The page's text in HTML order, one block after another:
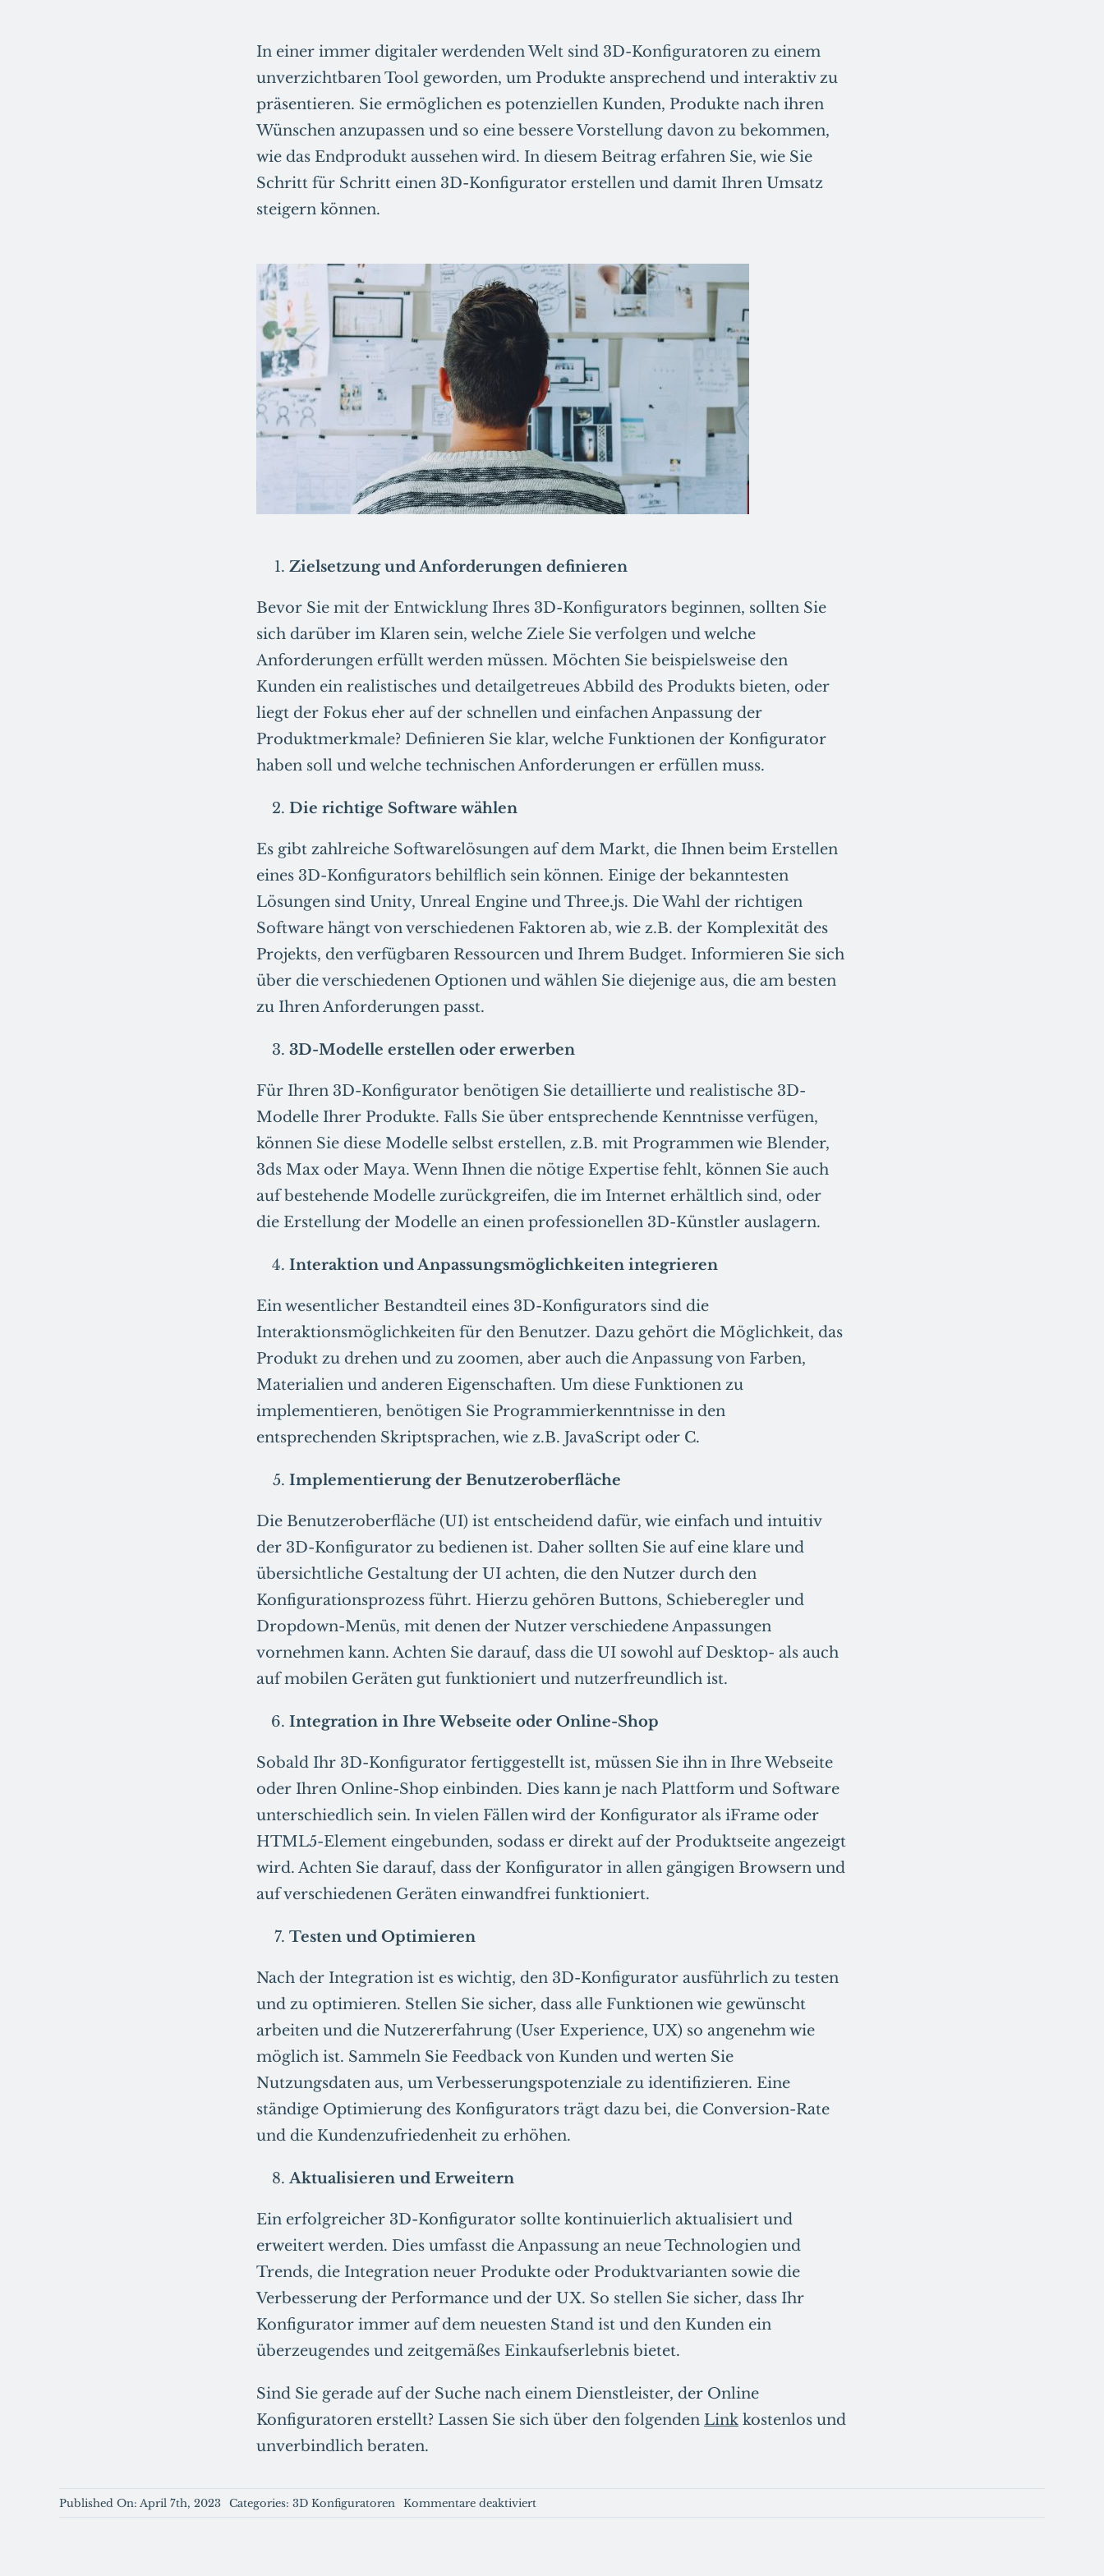
In einer immer digitaler werdenden Welt sind 3D-Konfiguratoren zu einem
unverzichtbaren Tool geworden, um Produkte ansprechend und interaktiv zu
präsentieren. Sie ermöglichen es potenziellen Kunden, Produkte nach ihren
Wünschen anzupassen und so eine bessere Vorstellung davon zu bekommen,
wie das Endprodukt aussehen wird. In diesem Beitrag erfahren Sie, wie Sie
Schritt für Schritt einen 3D-Konfigurator erstellen und damit Ihren Umsatz
steigern können.
Zielsetzung und Anforderungen definieren
Bevor Sie mit der Entwicklung Ihres 3D-Konfigurators beginnen, sollten Sie
sich darüber im Klaren sein, welche Ziele Sie verfolgen und welche
Anforderungen erfüllt werden müssen. Möchten Sie beispielsweise den
Kunden ein realistisches und detailgetreues Abbild des Produkts bieten, oder
liegt der Fokus eher auf der schnellen und einfachen Anpassung der
Produktmerkmale? Definieren Sie klar, welche Funktionen der Konfigurator
haben soll und welche technischen Anforderungen er erfüllen muss.
Die richtige Software wählen
Es gibt zahlreiche Softwarelösungen auf dem Markt, die Ihnen beim Erstellen
eines 3D-Konfigurators behilflich sein können. Einige der bekanntesten
Lösungen sind Unity, Unreal Engine und Three.js. Die Wahl der richtigen
Software hängt von verschiedenen Faktoren ab, wie z.B. der Komplexität des
Projekts, den verfügbaren Ressourcen und Ihrem Budget. Informieren Sie sich
über die verschiedenen Optionen und wählen Sie diejenige aus, die am besten
zu Ihren Anforderungen passt.
3D-Modelle erstellen oder erwerben
Für Ihren 3D-Konfigurator benötigen Sie detaillierte und realistische 3D-
Modelle Ihrer Produkte. Falls Sie über entsprechende Kenntnisse verfügen,
können Sie diese Modelle selbst erstellen, z.B. mit Programmen wie Blender,
3ds Max oder Maya. Wenn Ihnen die nötige Expertise fehlt, können Sie auch
auf bestehende Modelle zurückgreifen, die im Internet erhältlich sind, oder
die Erstellung der Modelle an einen professionellen 3D-Künstler auslagern.
Interaktion und Anpassungsmöglichkeiten integrieren
Ein wesentlicher Bestandteil eines 3D-Konfigurators sind die
Interaktionsmöglichkeiten für den Benutzer. Dazu gehört die Möglichkeit, das
Produkt zu drehen und zu zoomen, aber auch die Anpassung von Farben,
Materialien und anderen Eigenschaften. Um diese Funktionen zu
implementieren, benötigen Sie Programmierkenntnisse in den
entsprechenden Skriptsprachen, wie z.B. JavaScript oder C.
Implementierung der Benutzeroberfläche
Die Benutzeroberfläche (UI) ist entscheidend dafür, wie einfach und intuitiv
der 3D-Konfigurator zu bedienen ist. Daher sollten Sie auf eine klare und
übersichtliche Gestaltung der UI achten, die den Nutzer durch den
Konfigurationsprozess führt. Hierzu gehören Buttons, Schieberegler und
Dropdown-Menüs, mit denen der Nutzer verschiedene Anpassungen
vornehmen kann. Achten Sie darauf, dass die UI sowohl auf Desktop- als auch
auf mobilen Geräten gut funktioniert und nutzerfreundlich ist.
Integration in Ihre Webseite oder Online-Shop
Sobald Ihr 3D-Konfigurator fertiggestellt ist, müssen Sie ihn in Ihre Webseite
oder Ihren Online-Shop einbinden. Dies kann je nach Plattform und Software
unterschiedlich sein. In vielen Fällen wird der Konfigurator als iFrame oder
HTML5-Element eingebunden, sodass er direkt auf der Produktseite angezeigt
wird. Achten Sie darauf, dass der Konfigurator in allen gängigen Browsern und
auf verschiedenen Geräten einwandfrei funktioniert.
Testen und Optimieren
Nach der Integration ist es wichtig, den 3D-Konfigurator ausführlich zu testen
und zu optimieren. Stellen Sie sicher, dass alle Funktionen wie gewünscht
arbeiten und die Nutzererfahrung (User Experience, UX) so angenehm wie
möglich ist. Sammeln Sie Feedback von Kunden und werten Sie
Nutzungsdaten aus, um Verbesserungspotenziale zu identifizieren. Eine
ständige Optimierung des Konfigurators trägt dazu bei, die Conversion-Rate
und die Kundenzufriedenheit zu erhöhen.
Aktualisieren und Erweitern
Ein erfolgreicher 3D-Konfigurator sollte kontinuierlich aktualisiert und
erweitert werden. Dies umfasst die Anpassung an neue Technologien und
Trends, die Integration neuer Produkte oder Produktvarianten sowie die
Verbesserung der Performance und der UX. So stellen Sie sicher, dass Ihr
Konfigurator immer auf dem neuesten Stand ist und den Kunden ein
überzeugendes und zeitgemäßes Einkaufserlebnis bietet.
Sind Sie gerade auf der Suche nach einem Dienstleister, der Online
Konfiguratoren erstellt? Lassen Sie sich über den folgenden Linkkostenlos und
unverbindlich beraten.
Published On: April 7th, 2023 Categories: 3D Konfiguratoren Kommentare deaktiviertfür